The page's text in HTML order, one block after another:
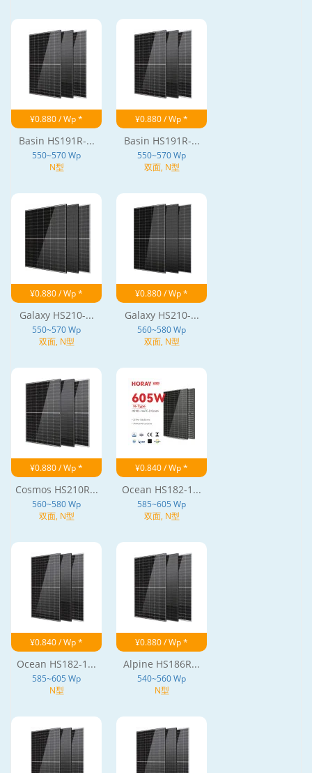
¥0.880 / Wp *
Basin HS191R-...
550~570 Wp
N型
¥0.880 / Wp *
Basin HS191R-...
550~570 Wp
双面, N型
¥0.880 / Wp *
Galaxy HS210-...
550~570 Wp
双面, N型
¥0.880 / Wp *
Galaxy HS210-...
560~580 Wp
双面, N型
¥0.880 / Wp *
Cosmos HS210R...
560~580 Wp
双面, N型
¥0.840 / Wp *
Ocean HS182-1...
585~605 Wp
双面, N型
¥0.840 / Wp *
Ocean HS182-1...
585~605 Wp
N型
¥0.880 / Wp *
Alpine HS186R...
540~560 Wp
N型